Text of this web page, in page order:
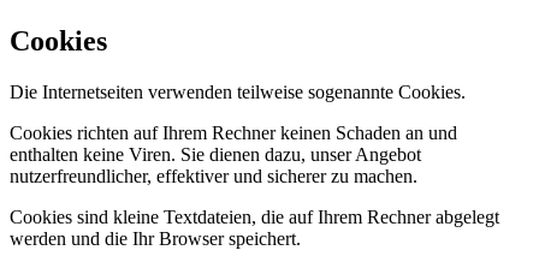
Cookies
Die Internetseiten verwenden teilweise sogenannte Cookies.
Cookies richten auf Ihrem Rechner keinen Schaden an und
enthalten keine Viren. Sie dienen dazu, unser Angebot
nutzerfreundlicher, effektiver und sicherer zu machen.
Cookies sind kleine Textdateien, die auf Ihrem Rechner abgelegt
werden und die Ihr Browser speichert.